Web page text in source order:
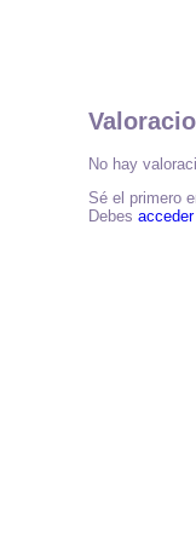
No hay
Sé el primero
Debes acceder